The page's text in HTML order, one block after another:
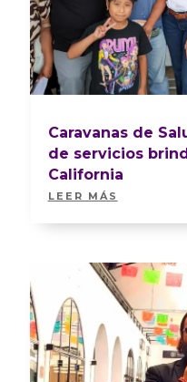
Caravanas de
de servicios
California
LEER MÁS